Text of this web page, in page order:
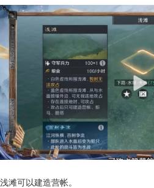
浅滩可以建造营帐。